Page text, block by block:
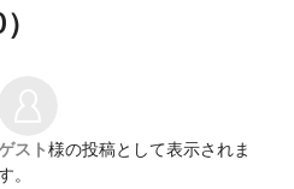
）
スト様の投稿として表示されま
。